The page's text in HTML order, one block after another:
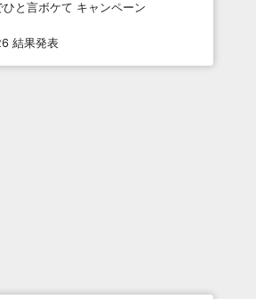
と言ボケて キャンペーン
結果発表